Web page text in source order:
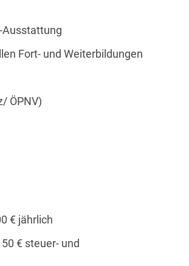
Ausstattung
Fort- und Weiterbildungen
ÖPNV)
€ jährlich
€ steuer- und